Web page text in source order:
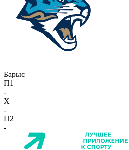
Барыс
П1
-
X
-
П2
-